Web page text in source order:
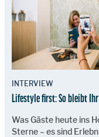
INTERVIEW
Lifestyle first: So bleibt
Was Gäste heute ins
Sterne – es sind